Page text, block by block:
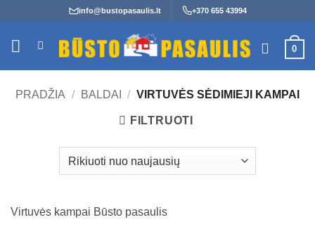
content
info@bustopasaulis.lt +370 655 43994
0
PRADŽIA / BALDAI / VIRTUVĖS SĖDIMIEJI KAMPAI
FILTRUOTI
Virtuvės kampai Būsto pasaulis